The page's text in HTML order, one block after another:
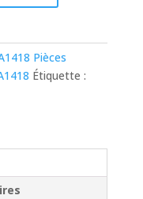
Pièces
Étiquette :